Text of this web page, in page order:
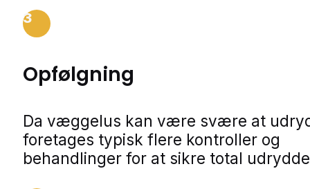
3
Opfølgning
Da væggelus kan være svære at
foretages typisk flere kontroller og
behandlinger for at sikre total